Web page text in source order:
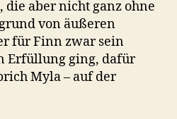
aber nicht ganz ohne
von äußeren
für Finn zwar sein
Erfüllung ging, dafür
Myla – auf der